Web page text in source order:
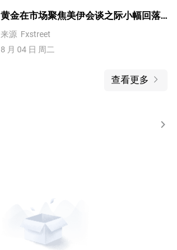
黄金在市场聚焦美伊会谈之际小幅回落
至4,100美元下方
来源 Fxstreet
8 月 04 日 周二
查看更多